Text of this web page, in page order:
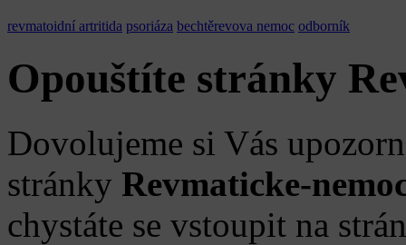
revmatoidní artritida psoriáza bechtěrevova nemoc odborník
Opouštíte stránky
Dovolujeme si Vás
stránky Revmaticke-
chystáte se vstoupit na